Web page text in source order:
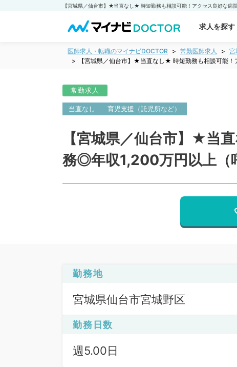
求人を探す
医師求人・転職のマイナビDOCTOR 常勤医師求人 宮
【宮城県／仙台市】★当直なし★ 時短勤務も相談可能
常勤求人
当直なし 育児支援（託児所など）
【宮城県／仙台市】★当
務◎年収1,200万円以上（
勤務地
宮城県仙台市宮城野区
勤務日数
週5.00日